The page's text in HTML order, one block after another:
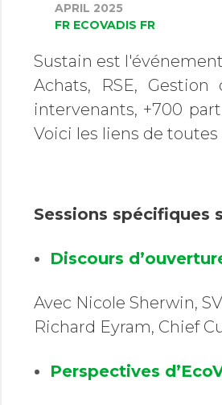
APRIL 2025
FR ECOVADIS FR
Sustain est
Achats, RSE,
intervenants, +700
Voici les liens de toutes
Sessions spécifiques
Discours
Avec Nicole Sherwin,
Richard Eyram, Chief
Perspectives